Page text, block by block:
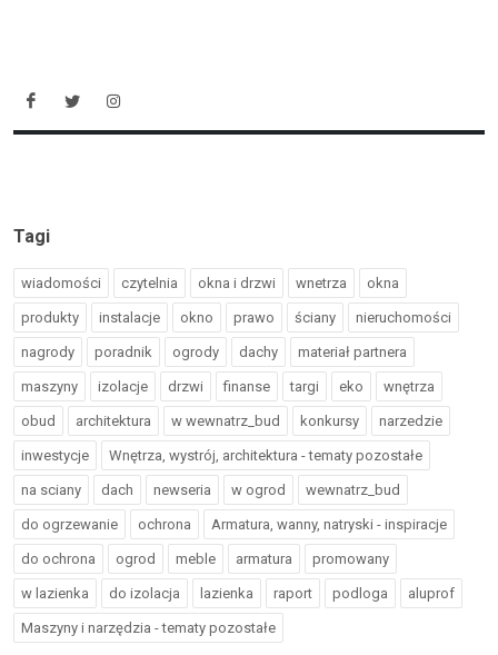
Tagi
wiadomości czytelnia okna i drzwi wnetrza okna
produkty instalacje okno prawo ściany nieruchomości
nagrody poradnik ogrody dachy materiał partnera
maszyny izolacje drzwi finanse targi eko wnętrza
obud architektura w wewnatrz_bud konkursy narzedzie
inwestycje Wnętrza, wystrój, architektura - tematy pozostałe
na sciany dach newseria w ogrod wewnatrz_bud
do ogrzewanie ochrona Armatura, wanny, natryski - inspiracje
do ochrona ogrod meble armatura promowany
w lazienka do izolacja lazienka raport podloga aluprof
Maszyny i narzędzia - tematy pozostałe